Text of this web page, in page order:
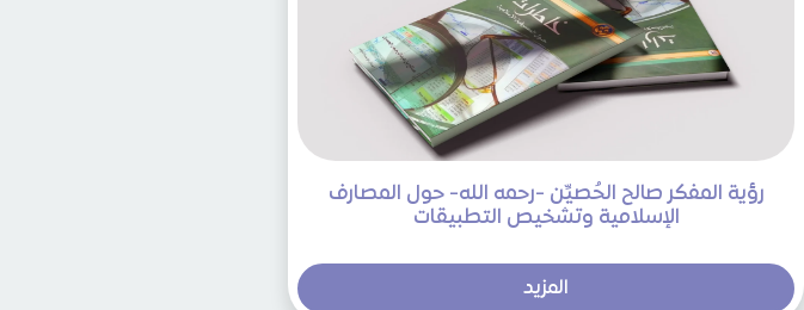
رؤية المفكر صالح الحُصيِّن -رحمه الله- حول المصارف
الإسلامية وتشخيص التطبيقات
المزيد